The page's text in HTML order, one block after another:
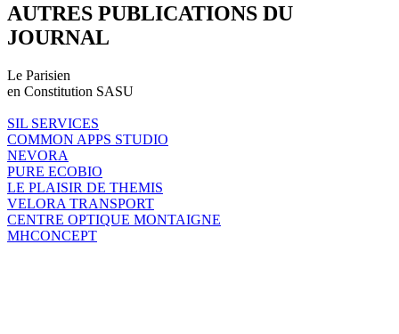
AUTRES PUBLICATIONS DU
JOURNAL
Le Parisien
en Constitution SASU
SIL SERVICES
COMMON APPS STUDIO
NEVORA
PURE ECOBIO
LE PLAISIR DE THEMIS
VELORA TRANSPORT
CENTRE OPTIQUE MONTAIGNE
MHCONCEPT